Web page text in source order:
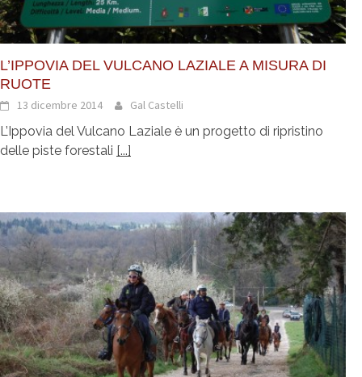
L’IPPOVIA DEL VULCANO LAZIALE A MISURA DI
RUOTE
13 dicembre 2014 Gal Castelli
L’Ippovia del Vulcano Laziale è un progetto di ripristino
delle piste forestali [...]